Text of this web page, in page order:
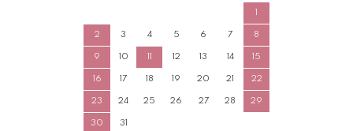
2 3 4 5 6 7 8
9 10 12 13 14 15
16 17 18 19 20 21 22
23 24 25 26 27 28 29
30 31